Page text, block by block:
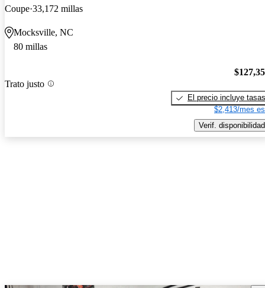
Coupe 33,172 millas
Mocksville, NC
80 millas
Trato justo
El precio incluye tasas
$2,413/mes
Verif. disponibilidad